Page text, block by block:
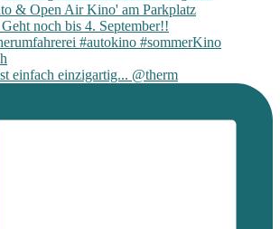
einfach einzigartig... @therm